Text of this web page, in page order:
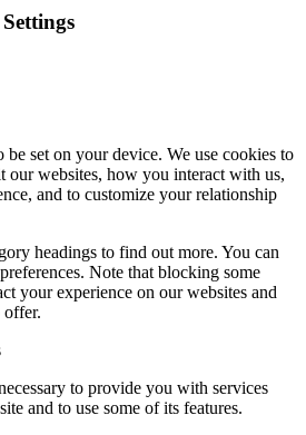
be set on your device. We use cookies to
our websites, how you interact with us,
and to customize your relationship
headings to find out more. You can
Note that blocking some
your experience on our websites and
offer.
to provide you with services
and to use some of its features.